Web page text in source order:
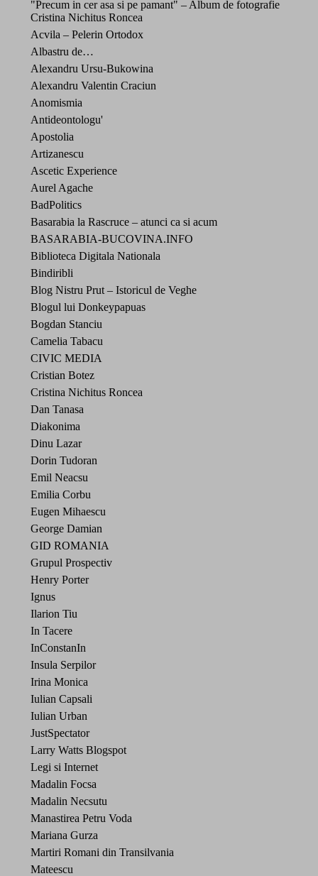
"Precum in cer asa si pe pamant" – Album de fotografie
Cristina Nichitus Roncea
Acvila – Pelerin Ortodox
Albastru de…
Alexandru Ursu-Bukowina
Alexandru Valentin Craciun
Anomismia
Antideontologu'
Apostolia
Artizanescu
Ascetic Experience
Aurel Agache
BadPolitics
Basarabia la Rascruce – atunci ca si acum
BASARABIA-BUCOVINA.INFO
Biblioteca Digitala Nationala
Bindiribli
Blog Nistru Prut – Istoricul de Veghe
Blogul lui Donkeypapuas
Bogdan Stanciu
Camelia Tabacu
CIVIC MEDIA
Cristian Botez
Cristina Nichitus Roncea
Dan Tanasa
Diakonima
Dinu Lazar
Dorin Tudoran
Emil Neacsu
Emilia Corbu
Eugen Mihaescu
George Damian
GID ROMANIA
Grupul Prospectiv
Henry Porter
Ignus
Ilarion Tiu
In Tacere
InConstanIn
Insula Serpilor
Irina Monica
Iulian Capsali
Iulian Urban
JustSpectator
Larry Watts Blogspot
Legi si Internet
Madalin Focsa
Madalin Necsutu
Manastirea Petru Voda
Mariana Gurza
Martiri Romani din Transilvania
Mateescu